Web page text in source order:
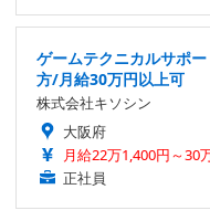
ゲームテクニカルサポ
方/月給30万円以上可
株式会社キソシン
大阪府
月給22万1,400円～30
正社員